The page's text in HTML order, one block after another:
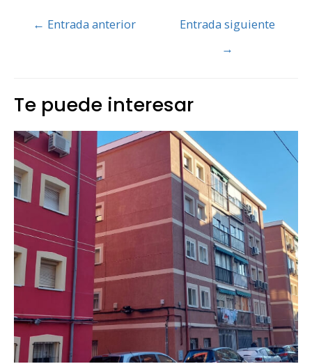
Navegación
← Entrada anterior
Entrada siguiente
→
Te puede interesar